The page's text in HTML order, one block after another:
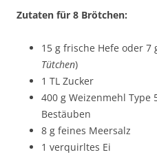
Zutaten für 8 Brötchen:
15 g frische Hefe oder 7
Tütchen)
1 TL Zucker
400 g Weizenmehl Type
Bestäuben
8 g feines Meersalz
1 verquirltes Ei